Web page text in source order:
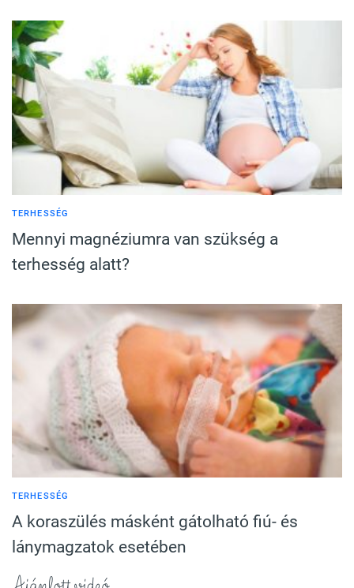
TERHESSÉG
Mennyi magnéziumra van szükség a
terhesség alatt?
TERHESSÉG
A koraszülés másként gátolható fiú- és
lánymagzatok esetében